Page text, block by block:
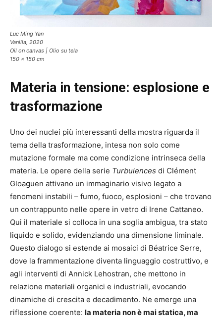
Luc Ming Yan
Vanilla, 2020
Oil on canvas | Olio su tela
150 x 150 cm
Materia in tensione: esplosione e
trasformazione
Uno dei nuclei più interessanti della mostra riguarda il
tema della trasformazione, intesa non solo come
mutazione formale ma come condizione intrinseca della
materia. Le opere della serie Turbulences di Clément
Gloaguen attivano un immaginario visivo legato a
fenomeni instabili – fumo, fuoco, esplosioni – che trovano
un contrappunto nelle opere in vetro di Irene Cattaneo.
Qui il materiale si colloca in una soglia ambigua, tra stato
liquido e solido, evidenziando una dimensione liminale.
Questo dialogo si estende ai mosaici di Béatrice Serre,
dove la frammentazione diventa linguaggio costruttivo, e
agli interventi di Annick Lehostran, che mettono in
relazione materiali organici e industriali, evocando
dinamiche di crescita e decadimento. Ne emerge una
riflessione coerente: la materia non è mai statica, ma